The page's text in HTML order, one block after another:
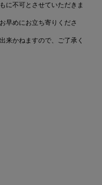
に不可とさせていただきま
早めにお立ち寄りくださ
来かねますので、ご了承く